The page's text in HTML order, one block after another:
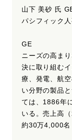
山下 美砂 氏
パシフィック
GE
ニーズの高ま
決に取り組む
療、発電、航
い分野の製品
ては、1886年
いる。売上高
約30万4,000名